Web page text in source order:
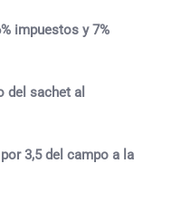
impuestos y 7%
del sachet al
3,5 del campo a la